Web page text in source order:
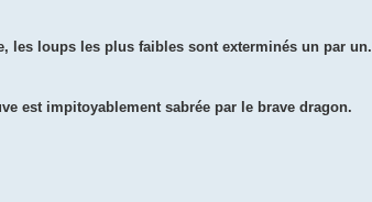
les loups les plus faibles sont exterminés un par un.
est impitoyablement sabrée par le brave dragon.